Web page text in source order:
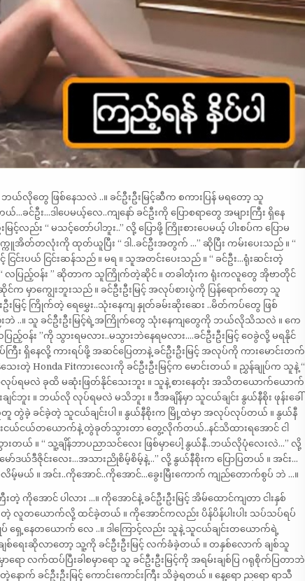
ေ ဖြစ်နေသလဲ ..။ ခင်ဦးဦးမြင့်ဆီက စကားပြန် မရတော့ သူ
ခင်ဦး…ဒါပေမယ့်လေ..ကျနော် ခင်ဦးကို ပြောစရာတွေ အများကြီး ရှိနေ
လည်း “ မသင့်တော်ပါဘူး..” လို့ ပြောဖို့ ကြိုးစားပေမယ့် ပါးစပ်က ပြောမ
တ်တလုံးကို ထုတ်ယူပြီး “ ဒါ..ခင်ဦးအတွက် …” ဆိုပြီး ကမ်းပေးသည် ။ “
င့် ငြင်းပယ် ငြင်းဆန်သည် ။ မရ ။ သူအတင်းပေးသည် ။ “ ခင်ဦး…ရုံးဆင်းတဲ့
…” “ လပြည့်ဝန်း ” ဆိုတာက သူကြိုက်တဲ့ဆိုင် ။ တခါတုံးက ရုံးကလူတွေ အိုဗာတိုင်
မှာကျွေးဘူးသည် ။ ခင်ဦးဦးမြင့် အလုပ်စားပွဲကို ပြန်ရောက်တော့ သူ
ြင့် ကြိုက်တဲ့ ရေမွှေး..သုံးနေကျ နှုတ်ခမ်းဆိုးဆေး ..မိတ်ကပ်တွေ ဖြစ်
ဘဲ ..။ သူ ခင်ဦးဦးမြင့်ရဲ့အကြိုက်တွေ သုံးနေကျတွေကို ဘယ်လိုသိသလဲ ။ ကေ
န်း ”ကို သွားရမလား..မသွားဘဲနေရမလား….ခင်ဦးဦးမြင့် ဝေခွဲလို့ မရနိုင်
ကြီး ရှိနေလို့ ကားရပ်ဖို့ အဆင်ပြေတာနဲ့ ခင်ဦးဦးမြင့် အလုပ်ကို ကားမောင်းတက်
းတဲ့ Honda Fitကားလေးကို ခင်ဦးဦးမြင့်က မောင်းတယ် ။ ညွှန်ချုပ်က သူနဲ့ “
လုပ်ရမလဲ ခုထိ မဆုံးဖြတ်နိုင်သေးဘူး ။ သူနဲ့ စားနေတုံး အသိတယောက်ယောက်
င်ဘူး ။ ဘယ်လို လုပ်ရမလဲ မသိဘူး ။ ဒီအချိန်မှာ သူငယ်ချင်း နွယ်နီစိုး ဖုန်းခေါ်
ခဲ့ ခင်ခဲ့တဲ့ သူငယ်ချင်းပါ ။ နွယ်နီစိုးက မြို့ထဲမှာ အလုပ်လုပ်တယ် ။ နွယ်နီ
လေးငယ်ငယ်တယောက်နဲ့ တွဲခုတ်သွားတာ တွေ့လိုက်တယ်..နင်သိထားရအောင် ငါ
ားတယ် ။ “ သူ့ချိန်ဘာပညာသင်လေး ဖြစ်မှာပေါ့ နွယ်နီ..ဘယ်လိုပုံလေးလဲ…” လို့
မော်ဒယ်ဒီဇိုင်းလေး…အသားညိုစိမ့်စိမ့်နဲ့…” လို့ နွယ်နီစိုးက ပြောပြတယ် ။ အင်း…
မ့်မယ် ။ အင်း..ကိုအောင်..ကိုအောင်…ခွေးမြီးကောက် ကျည်တောက်စွပ် ဘဲ …။
ကိုအောင် ပါလား …။ ကိုအောင်နဲ့ ခင်ဦးဦးမြင့် အိမ်ထောင်ကျတာ ငါးနှစ်
စားတဲ့ လူတယောက်လို့ ထင်ခဲ့တယ် ။ ကိုအောင်ကလည်း ပိန်ပိန်ပါးပါး သပ်သပ်ရပ်
ေ့နေတယောက် လေ ..။ ဒါကြောင့်လည်း သူနဲ့ သူငယ်ချင်းတယောက်ရဲ့
ျစ်ရေးဆိုလာတော့ သူ့ကို ခင်ဦးဦးမြင့် လက်ခံခဲ့တယ် ။ တနှစ်လောက် ချစ်သူ
ာ လက်ထပ်ပြီးခါစမှာရော သူ ခင်ဦးဦးမြင့်ကို အရမ်းချစ်ပြ ဂရုစိုက်ပြတာဘဲ
က် ခင်ဦးဦးမြင့် ကောင်းကောင်းကြီး သိခဲ့ရတယ် ။ နေ့ရော ညရော ရာသီ